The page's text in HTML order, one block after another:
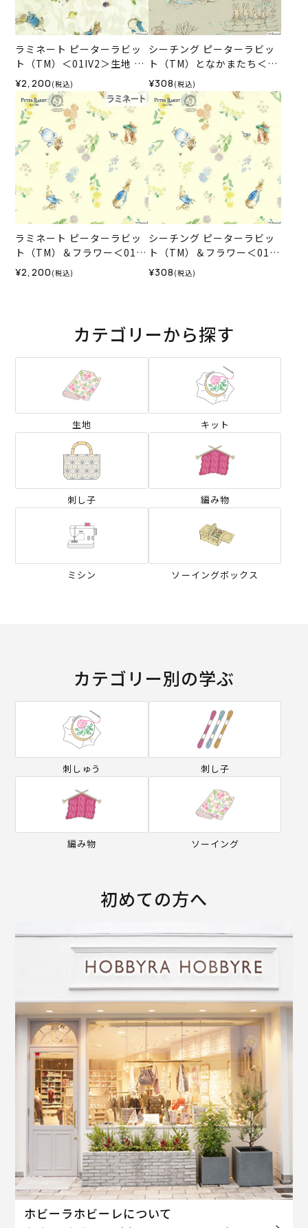
ラミネート ピーターラビッ
ト（TM）＜01IV2＞生地 ホ
ビーラホビーレデザインコ
レクション
¥2,200 (税込)
シーチング ピーターラビッ
ト（TM）となかまたち＜01
BE＞生地 ホビーラホビーレ
デザインコレクション
¥308 (税込)
ラミネート ピーターラビッ
ト（TM）＆フラワー＜01IV
＞生地 ホビーラホビーレデ
ザインコレクション
¥2,200 (税込)
シーチング ピーターラビッ
ト（TM）＆フラワー＜01IV
＞生地 ホビーラホビーレデ
ザインコレクション
¥308 (税込)
カテゴリーから探す
生地 キット
刺し子 編み物
ミシン ソーイングボックス
カテゴリー別の学ぶ
刺しゅう 刺し子
編み物 ソーイング
初めての方へ
ホビーラホビーレについて